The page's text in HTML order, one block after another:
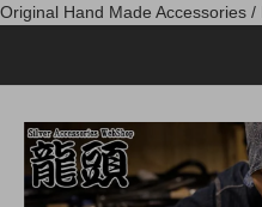
Original Hand Made Accessories /